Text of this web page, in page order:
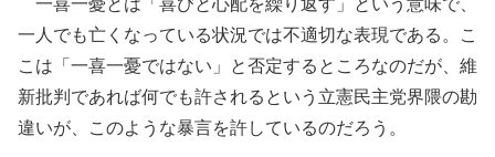
一人でも亡くなっている状況では不適切な表現である。こ
こは「一喜一憂ではない」と否定するところなのだが、維
新批判であれば何でも許されるという立憲民主党界隈の勘
違いが、このような暴言を許しているのだろう。